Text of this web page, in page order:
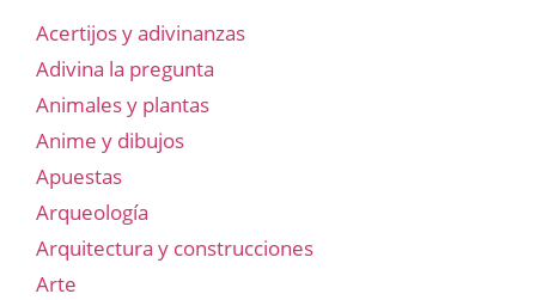
Acertijos y adivinanzas
Adivina la pregunta
Animales y plantas
Anime y dibujos
Apuestas
Arqueología
Arquitectura y construcciones
Arte